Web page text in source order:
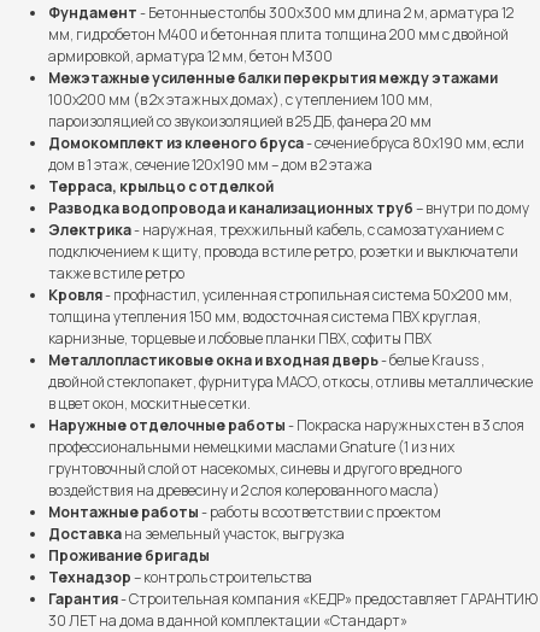
Фундамент- Бетонные столбы 300х300 мм длина 2 м, арматура 12
мм, гидробетон М400 и бетонная плита толщина 200 мм с двойной
армировкой, арматура 12 мм, бетон М300
Межэтажные усиленные балки перекрытия между этажами
100х200 мм (в 2х этажных домах), с утеплением 100 мм,
пароизоляцией со звукоизоляцией в 25 ДБ, фанера 20 мм
Домокомплект из клееного бруса- сечение бруса 80х190 мм, если
дом в 1 этаж, сечение 120х190 мм – дом в 2 этажа
Терраса, крыльцо с отделкой
Разводка водопровода и канализационных труб– внутри по дому
Электрика- наружная, трехжильный кабель, с самозатуханием с
подключением к щиту, провода в стиле ретро, розетки и выключатели
также в стиле ретро
Кровля- профнастил, усиленная стропильная система 50х200 мм,
толщина утепления 150 мм, водосточная система ПВХ круглая,
карнизные, торцевые и лобовые планки ПВХ, софиты ПВХ
Металлопластиковые окна и входная дверь- белые Krauss ,
двойной стеклопакет, фурнитура МАСО, откосы, отливы металлические
в цвет окон, москитные сетки.
Наружные отделочные работы- Покраска наружных стен в 3 слоя
профессиональными немецкими маслами Gnature (1 из них
грунтовочный слой от насекомых, синевы и другого вредного
воздействия на древесину и 2 слоя колерованного масла)
Монтажные работы- работы в соответствии с проектом
Доставкана земельный участок, выгрузка
Проживание бригады
Технадзор– контроль строительства
Гарантия- Строительная компания «КЕДР» предоставляет ГАРАНТИЮ
30 ЛЕТ на дома в данной комплектации «Стандарт»
Бесплатно рассчитаем
стоимость вашего дома